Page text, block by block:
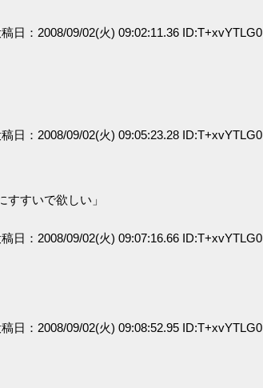
日：2008/09/02(火) 09:02:11.36 ID:T+xvYTLG0
日：2008/09/02(火) 09:05:23.28 ID:T+xvYTLG0
すいで欲しい」
日：2008/09/02(火) 09:07:16.66 ID:T+xvYTLG0
日：2008/09/02(火) 09:08:52.95 ID:T+xvYTLG0